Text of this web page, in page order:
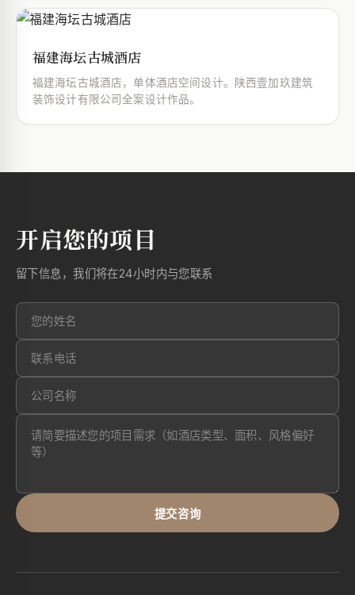
福建海坛古城酒店
福建海坛古城酒店，单体酒店空间设计。陕西壹加玖建筑
装饰设计有限公司全案设计作品。
开启您的项目
留下信息，我们将在24小时内与您联系
提交咨询